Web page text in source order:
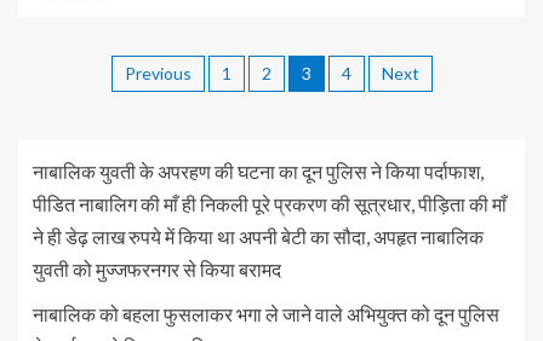
Previous 1 2 3 4 Next
नाबालिक युवती के अपरहण की घटना का दून पुलिस ने किया पर्दाफाश,
पीडित नाबालिग की माँ ही निकली पूरे प्रकरण की सूत्रधार, पीड़िता की माँ
ने ही डेढ़ लाख रुपये में किया था अपनी बेटी का सौदा, अपहृत नाबालिक
युवती को मुज्जफरनगर से किया बरामद
नाबालिक को बहला फुसलाकर भगा ले जाने वाले अभियुक्त को दून पुलिस